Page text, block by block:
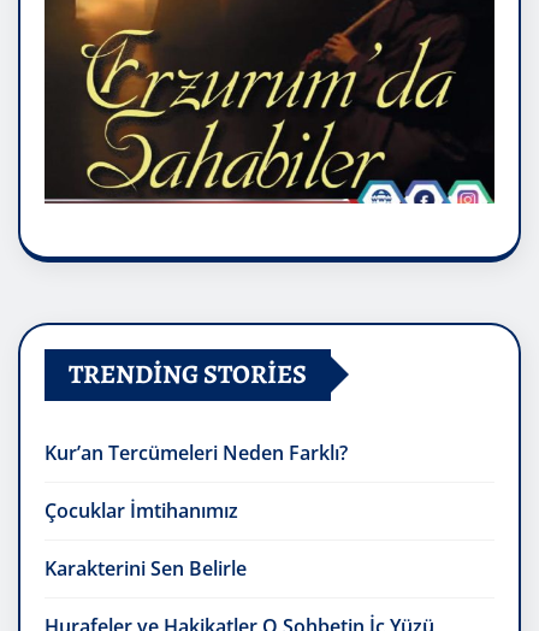
TRENDING STORIES
Kur’an Tercümeleri Neden Farklı?
Çocuklar İmtihanımız
Karakterini Sen Belirle
Hurafeler ve Hakikatler O Sohbetin İç Yüzü